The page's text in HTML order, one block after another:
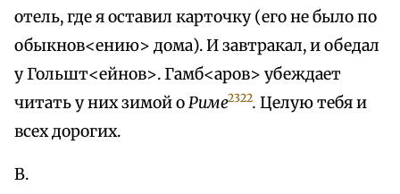
отель, где я оставил карточку (его не было по
обыкнов<ению> дома). И завтракал, и обедал
у Гольшт<ейнов>. Гамб<аров> убеждает
читать у них зимой оРиме2322. Целую тебя и
всех дорогих.
В.